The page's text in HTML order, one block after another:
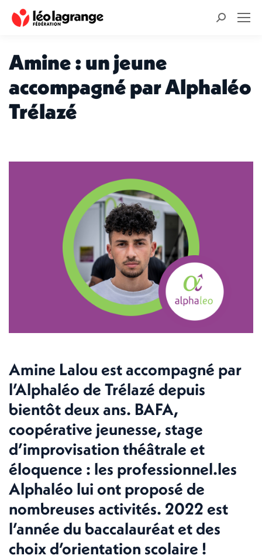
Recherche
Amine : un jeune
accompagné par Alphaléo
Trélazé
Amine Lalou estaccompagné par
l’Alphaléo de Trélazé depuis
bientôt deux ans. BAFA,
coopérative jeunesse, stage
d’improvisation théâtrale et
éloquence : les professionnel.les
Alphaléo lui ont proposé de
nombreuses activités. 2022 est
l’année du baccalauréat et des
choix d’orientation scolaire !